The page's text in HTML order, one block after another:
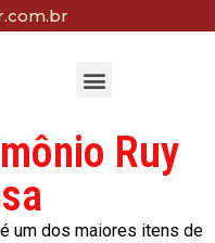
Ruy
um dos maiores itens de